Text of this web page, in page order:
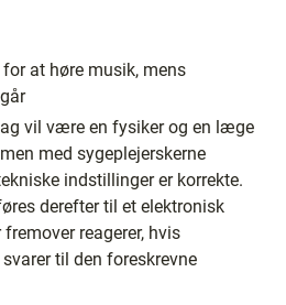
at høre musik, mens
vil være en fysiker og en læge
med sygeplejerskerne
indstillinger er korrekte.
derefter til et elektronisk
reagerer, hvis
til den foreskrevne